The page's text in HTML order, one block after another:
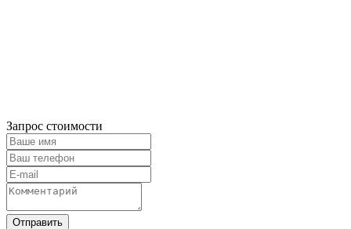
Запрос стоимости